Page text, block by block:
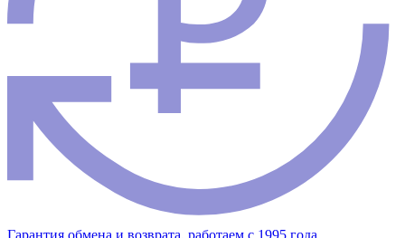
Гарантия обмена и возврата, работаем с 1995 года